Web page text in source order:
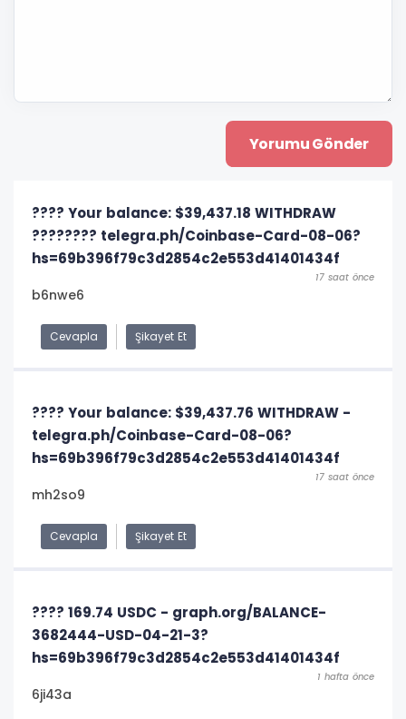
???? Your balance: $39,437.18 WITHDRAW
???????? telegra.ph/Coinbase-Card-08-06?
hs=69b396f79c3d2854c2e553d41401434f
17 saat önce
b6nwe6
Cevapla Şikayet Et
???? Your balance: $39,437.76 WITHDRAW -
telegra.ph/Coinbase-Card-08-06?
hs=69b396f79c3d2854c2e553d41401434f
17 saat önce
mh2so9
Cevapla Şikayet Et
???? 169.74 USDC - graph.org/BALANCE-
3682444-USD-04-21-3?
hs=69b396f79c3d2854c2e553d41401434f
1 hafta önce
6ji43a